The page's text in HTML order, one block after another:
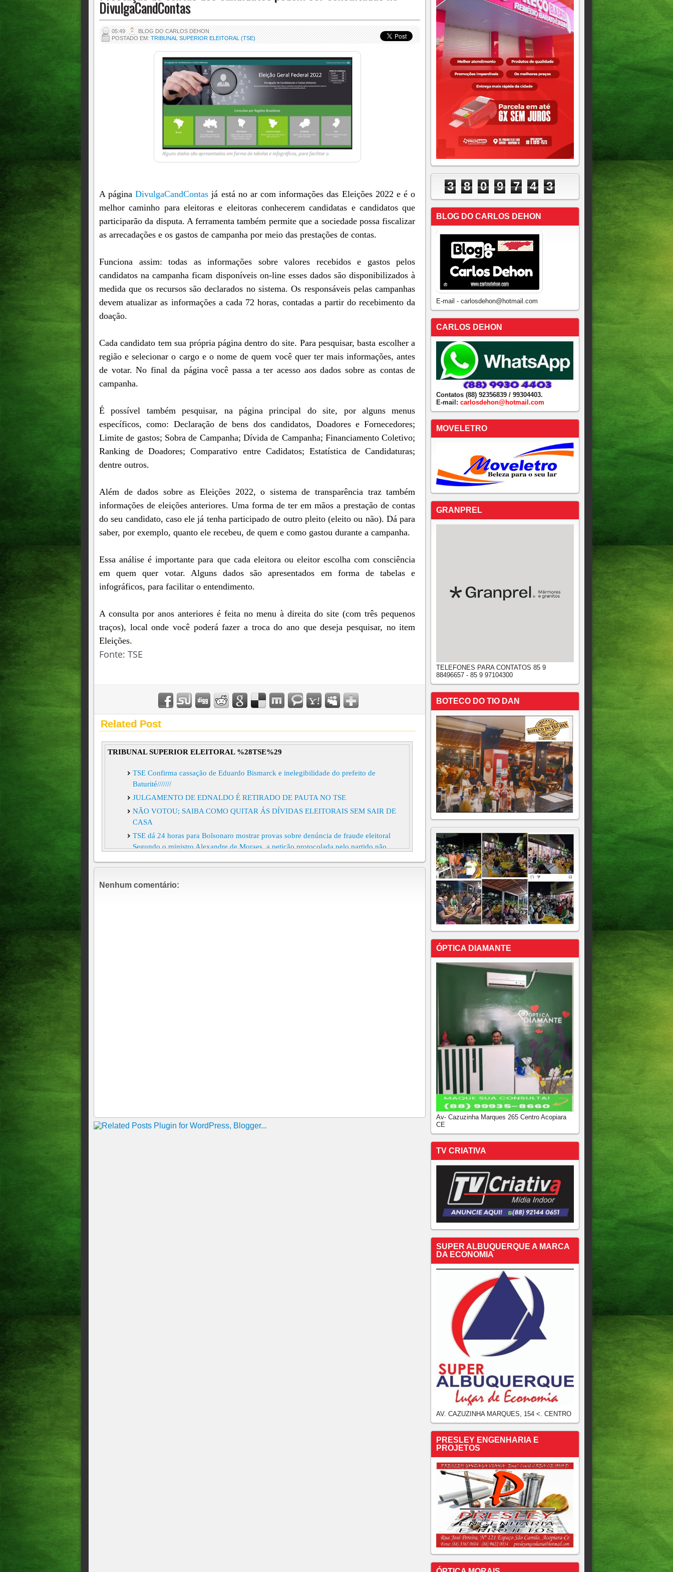
DivulgaCandContas
05:49
BLOG DO CARLOS DEHON
POSTADO EM:TRIBUNAL SUPERIOR ELEITORAL (TSE)
A páginaDivulgaCandContas já está no ar com informações das Eleições 2022 e é o
melhor caminho para eleitoras e eleitoras conhecerem candidatas e candidatos que
participarão da disputa. A ferramenta também permite que a sociedade possa fiscalizar
as arrecadações e os gastos de campanha por meio das prestações de contas.
Funciona assim: todas as informações sobre valores recebidos e gastos pelos
candidatos na campanha ficam disponíveis on-line esses dados são disponibilizados à
medida que os recursos são declarados no sistema. Os responsáveis pelas campanhas
devem atualizar as informações a cada 72 horas, contadas a partir do recebimento da
doação.
Cada candidato tem sua própria página dentro do site. Para pesquisar, basta escolher a
região e selecionar o cargo e o nome de quem você quer ter mais informações, antes
de votar. No final da página você passa a ter acesso aos dados sobre as contas de
campanha.
É possível também pesquisar, na página principal do site, por alguns menus
específicos, como: Declaração de bens dos candidatos, Doadores e Fornecedores;
Limite de gastos; Sobra de Campanha; Dívida de Campanha; Financiamento Coletivo;
Ranking de Doadores; Comparativo entre Cadidatos; Estatística de Candidaturas;
dentre outros.
Além de dados sobre as Eleições 2022, o sistema de transparência traz também
informações de eleições anteriores. Uma forma de ter em mãos a prestação de contas
do seu candidato, caso ele já tenha participado de outro pleito (eleito ou não). Dá para
saber, por exemplo, quanto ele recebeu, de quem e como gastou durante a campanha.
Essa análise é importante para que cada eleitora ou eleitor escolha com consciência
em quem quer votar. Alguns dados são apresentados em forma de tabelas e
infográficos, para facilitar o entendimento.
A consulta por anos anteriores é feita no menu à direita do site (com três pequenos
traços), local onde você poderá fazer a troca do ano que deseja pesquisar, no item
Eleições.
Fonte: TSE
Related Post
TRIBUNAL SUPERIOR ELEITORAL %28TSE%29
TSE Confirma cassação de Eduardo Bismarck e inelegibilidade do prefeito de
Baturité///////
JULGAMENTO DE EDNALDO É RETIRADO DE PAUTA NO TSE
NÃO VOTOU; SAIBA COMO QUITAR ÁS DÍVIDAS ELEITORAIS SEM SAIR DE
CASA
TSE dá 24 horas para Bolsonaro mostrar provas sobre denúncia de fraude eleitoral
Segundo o ministro Alexandre de Moraes, a petição protocolada pelo partido não
provadas, a coligação do presidente poderá ser enquadrada por crime eleitoral
TSE amplia próprio poder para remover fake news das redes sociais Medida visa
Nenhum comentário:
3 8 0 9 7 4 3
BLOG DO CARLOS DEHON
E-mail - carlosdehon@hotmail.com
CARLOS DEHON
Contatos (88) 92356839 / 99304403.
E-mail: carlosdehon@hotmail.com
MOVELETRO
GRANPREL
TELEFONES PARA CONTATOS 85 9
88496657 - 85 9 97104300
BOTECO DO TIO DAN
ÓPTICA DIAMANTE
Av- Cazuzinha Marques 265 Centro Acopiara
CE
TV CRIATIVA
SUPER ALBUQUERQUE A MARCA
DA ECONOMIA
AV. CAZUZINHA MARQUES, 154 <. CENTRO
PRESLEY ENGENHARIA E
PROJETOS